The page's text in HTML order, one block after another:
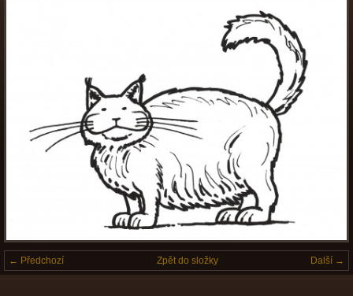
← Předchozí Další →
Zpět do složky